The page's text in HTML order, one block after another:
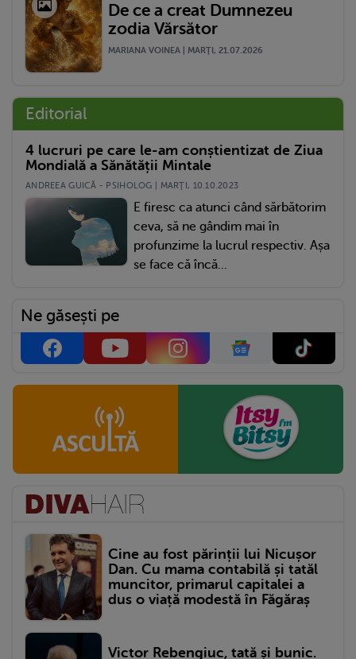
De ce a creat Dumnezeu
zodia Vărsător
MARIANA VOINEA | MARŢI, 21.07.2026
Editorial
4 lucruri pe care le-am conștientizat de Ziua
Mondială a Sănătății Mintale
ANDREEA GUICĂ - PSIHOLOG | MARŢI, 10.10.2023
E firesc ca atunci când sărbătorim
ceva, să ne gândim mai în
profunzime la lucrul respectiv. Așa
se face că încă...
Ne găsești pe
Cine au fost părinții lui Nicușor
Dan. Cu mama contabilă și tatăl
muncitor, primarul capitalei a
dus o viață modestă în Făgăraș
Victor Rebengiuc, tată și bunic.